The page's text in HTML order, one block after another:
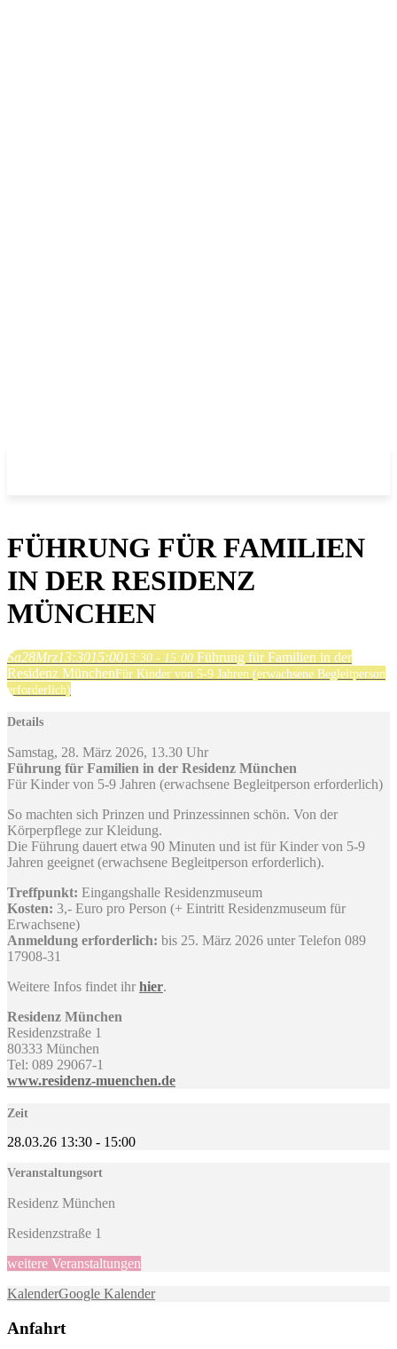
FÜHRUNG FÜR FAMILIEN
IN DER RESIDENZ
MÜNCHEN
Sa28Mrz13:3015:0013:30 - 15:00 Führung für Familien in der
Residenz MünchenFür Kinder von 5-9 Jahren (erwachsene Begleitperson
erforderlich)
Details
Samstag, 28. März 2026, 13.30 Uhr
Führung für Familien in der Residenz München
Für Kinder von 5-9 Jahren (erwachsene Begleitperson erforderlich)
So machten sich Prinzen und Prinzessinnen schön. Von der
Körperpflege zur Kleidung.
Die Führung dauert etwa 90 Minuten und ist für Kinder von 5-9
Jahren geeignet (erwachsene Begleitperson erforderlich).
Treffpunkt: Eingangshalle Residenzmuseum
Kosten: 3,- Euro pro Person (+ Eintritt Residenzmuseum für
Erwachsene)
Anmeldung erforderlich: bis 25. März 2026 unter Telefon 089
17908-31
Weitere Infos findet ihr hier.
Residenz München
Residenzstraße 1
80333 München
Tel: 089 29067-1
www.residenz-muenchen.de
Zeit
28.03.26 13:30 - 15:00
Veranstaltungsort
Residenz München
Residenzstraße 1
weitere Veranstaltungen
KalenderGoogle Kalender
Anfahrt